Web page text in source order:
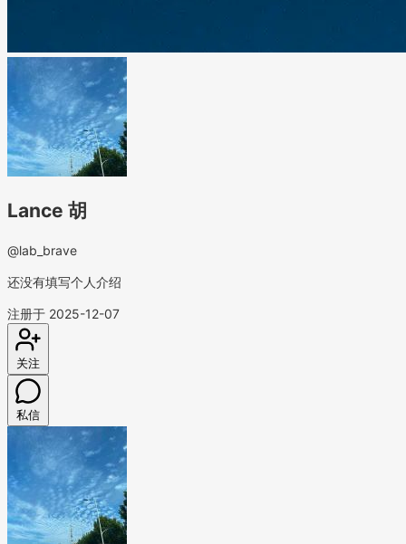
Lance 胡
@lab_brave
还没有填写个人介绍
注册于 2025-12-07
关注
私信